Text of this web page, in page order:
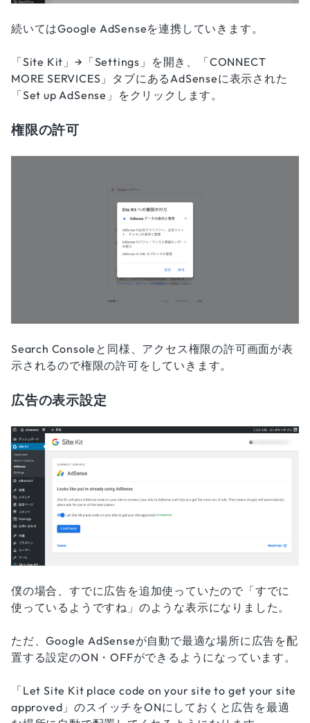
続いてはGoogle AdSenseを連携していきます。
「Site Kit」→「Settings」を開き、「CONNECT
MORE SERVICES」タブにあるAdSenseに表示された
「Set up AdSense」をクリックします。
権限の許可
Search Consoleと同様、アクセス権限の許可画面が表
示されるので権限の許可をしていきます。
広告の表示設定
僕の場合、すでに広告を追加使っていたので「すでに
使っているようですね」のような表示になりました。
ただ、Google AdSenseが自動で最適な場所に広告を配
置する設定のON・OFFができるようになっています。
「Let Site Kit place code on your site to get your site
approved」のスイッチをONにしておくと広告を最適